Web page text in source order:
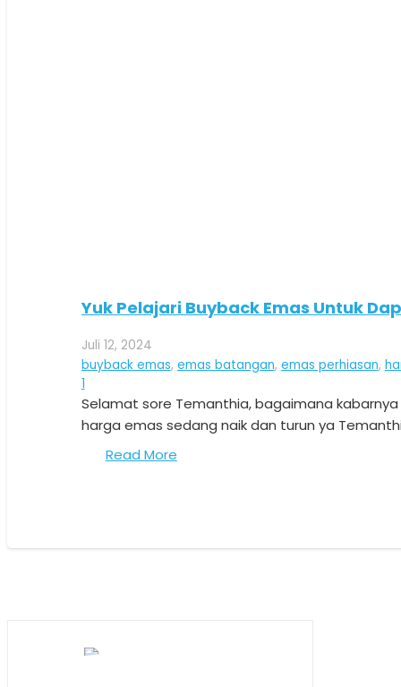
Yuk Pelajari Buyback Emas Untuk
Juli 12, 2024
buyback emas, emas batangan, emas perhiasan,
1Komentar
Selamat sore Temanthia, bagaimana
harga emas sedang naik dan turun ya
Read More